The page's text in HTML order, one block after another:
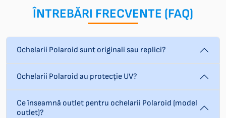
ÎNTREBĂRI FRECVENTE (FAQ)
Ochelarii Polaroid sunt originali sau replici?
Ochelarii Polaroid au protecție UV?
Ce înseamnă outlet pentru ochelarii Polaroid (model
outlet)?